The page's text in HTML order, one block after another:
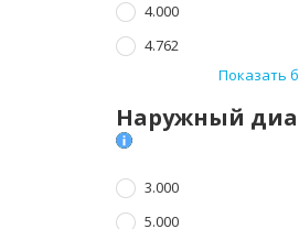
4.000
4.762
Показать
Наружный
3.000
5.000